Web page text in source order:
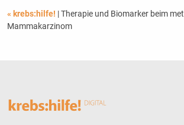
« krebs:hilfe! | Therapie und Biomarker beim
Mammakarzinom